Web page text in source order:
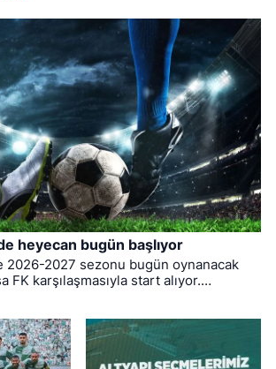
heyecan bugün başlıyor
2026-2027 sezonu bugün oynanacak
FK karşılaşmasıyla start alıyor.